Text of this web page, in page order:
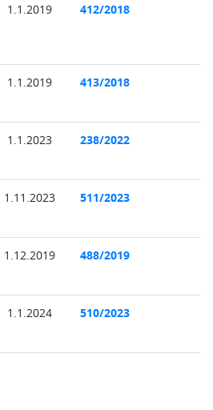
1.1.2019 412/2018
1.1.2019 413/2018
1.1.2023 238/2022
1.11.2023 511/2023
1.12.2019 488/2019
1.1.2024 510/2023